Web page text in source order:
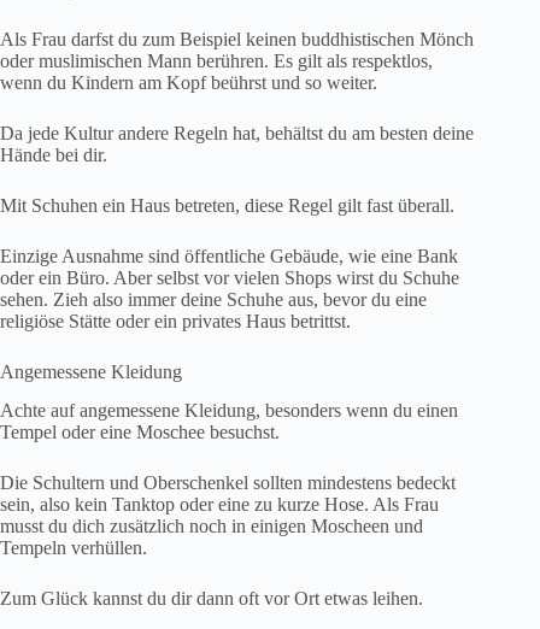
Als Frau darfst du zum Beispiel keinen buddhistischen Mönch
oder muslimischen Mann berühren. Es gilt als respektlos,
wenn du Kindern am Kopf beührst und so weiter.
Da jede Kultur andere Regeln hat, behältst du am besten deine
Hände bei dir.
Mit Schuhen ein Haus betreten, diese Regel gilt fast überall.
Einzige Ausnahme sind öffentliche Gebäude, wie eine Bank
oder ein Büro. Aber selbst vor vielen Shops wirst du Schuhe
sehen. Zieh also immer deine Schuhe aus, bevor du eine
religiöse Stätte oder ein privates Haus betrittst.
Angemessene Kleidung
Achte auf angemessene Kleidung, besonders wenn du einen
Tempel oder eine Moschee besuchst.
Die Schultern und Oberschenkel sollten mindestens bedeckt
sein, also kein Tanktop oder eine zu kurze Hose. Als Frau
musst du dich zusätzlich noch in einigen Moscheen und
Tempeln verhüllen.
Zum Glück kannst du dir dann oft vor Ort etwas leihen.